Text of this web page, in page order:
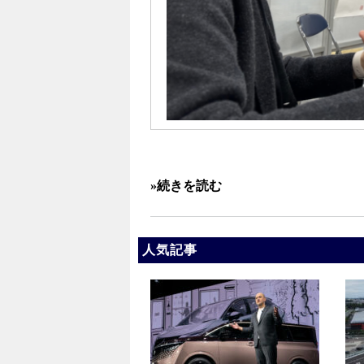
»続きを読む
人気記事